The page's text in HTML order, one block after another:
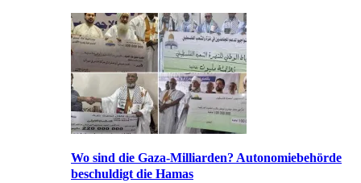
Wo sind die Gaza-Milliarden? Autonomiebehörde
beschuldigt die Hamas